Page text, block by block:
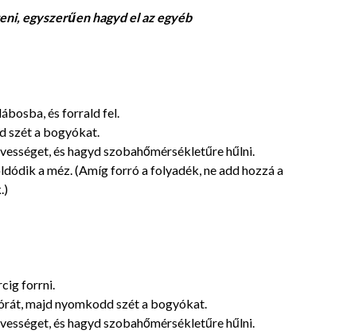
egyszerűen hagyd el az egyéb
és forrald fel.
szét a bogyókat.
és hagyd szobahőmérsékletűre hűlni.
a méz. (Amíg forró a folyadék, ne add hozzá a
forrni.
majd nyomkodd szét a bogyókat.
és hagyd szobahőmérsékletűre hűlni.